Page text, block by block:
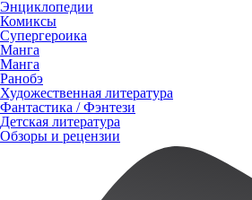
Энциклопедии
Комиксы
Супергероика
Манга
Манга
Ранобэ
Художественная литература
Фантастика / Фэнтези
Детская литература
Обзоры и рецензии